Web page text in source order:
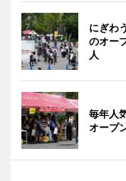
にぎわ
のオー
人
毎年人
オープ